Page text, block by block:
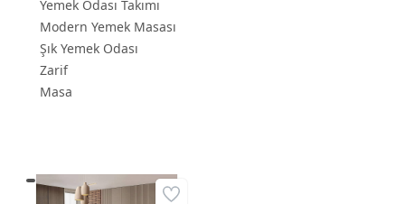
Yemek Odası Takımı
Modern Yemek Masası
Şık Yemek Odası
Zarif
Masa